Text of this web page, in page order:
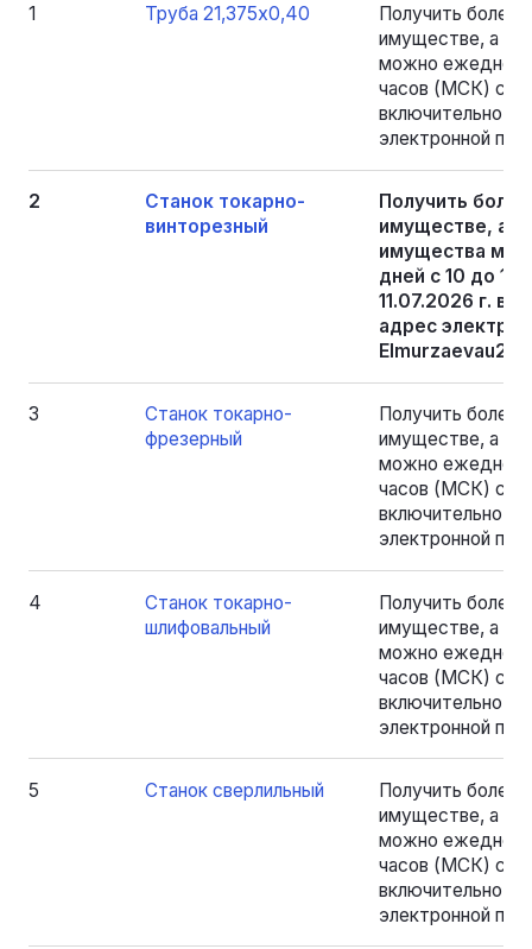
1 Труба 21,375х0,40
Получить
имуществе, а
можно
часов (МСК) с
включительно,
электронной
2
Станок токарно-
винторезный
Получить
имуществе, а
имущества
дней с 10 до 15
11.07.2026 г.
адрес
3
Станок токарно-
фрезерный
Получить
имуществе, а
можно
часов (МСК) с
включительно,
электронной
4
Станок токарно-
шлифовальный
Получить
имуществе, а
можно
часов (МСК) с
включительно,
электронной
5 Станок сверлильный
Получить
имуществе, а
можно
часов (МСК) с
включительно,
электронной